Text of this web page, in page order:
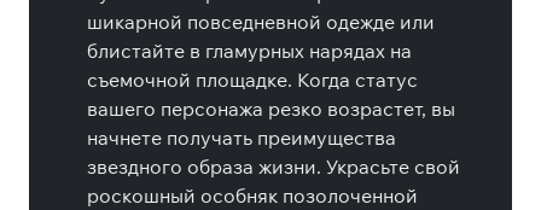
шикарной повседневной одежде или
блистайте в гламурных нарядах на
съемочной площадке. Когда статус
вашего персонажа резко возрастет, вы
начнете получать преимущества
звездного образа жизни. Украсьте свой
роскошный особняк позолоченной